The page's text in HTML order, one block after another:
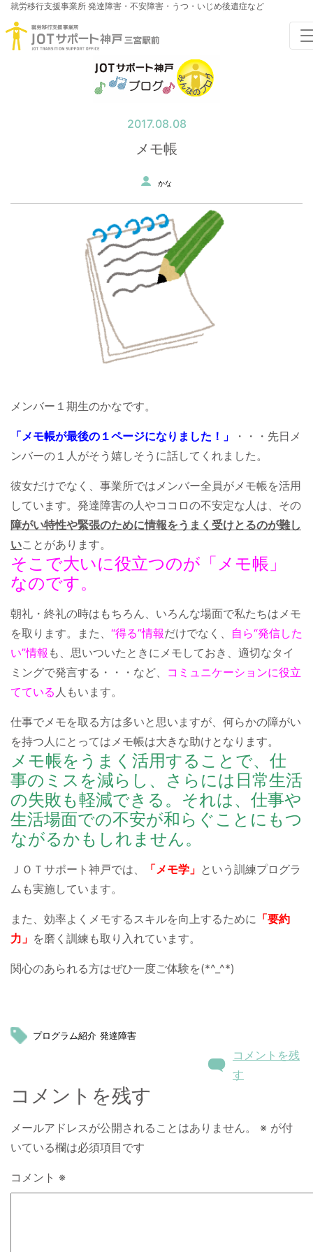
就労移行支援事業所 発達障害・不安障害・うつ・いじめ後遺症など
2017.08.08
メモ帳
かな
メンバー１期生のかなです。
「メモ帳が最後の１ページになりました！」
・・・先日メ
ンバーの１人がそう嬉しそうに話してくれました。
彼女だけでなく、事業所ではメンバー全員がメモ帳を活用
しています。発達障害の人やココロの不安定な人は、その
障がい特性や緊張のために情報をうまく受けとるのが難し
いことがあります。
そこで大いに役立つのが「メモ帳」
なのです。
朝礼・終礼の時はもちろん、いろんな場面で私たちはメモ
を取ります。また、 “得る”情報だけでなく、 自ら“発信した
い”情報 も、思いついたときにメモしておき、適切なタイ
ミングで発言する・・・など、 コミュニケーションに役立
てている 人もいます。
仕事でメモを取る方は多いと思いますが、何らかの障がい
を持つ人にとってはメモ帳は大きな助けとなります。
メモ帳をうまく活用することで、仕
事のミスを減らし、さらには日常生活
の失敗も軽減できる。それは、仕事や
生活場面での不安が和らぐことにもつ
ながるかもしれません。
ＪＯＴサポート神戸では、 「メモ学」 という訓練プログラ
ムも実施しています。
また、効率よくメモするスキルを向上するために 「要約
力」 を磨く訓練も取り入れています。
関心のあられる方はぜひ一度ご体験を(*^_^*)
プログラム紹介 発達障害
コメントを残
す
コメントを残す
メールアドレスが公開されることはありません。 ※ が付
いている欄は必須項目です
コメント ※